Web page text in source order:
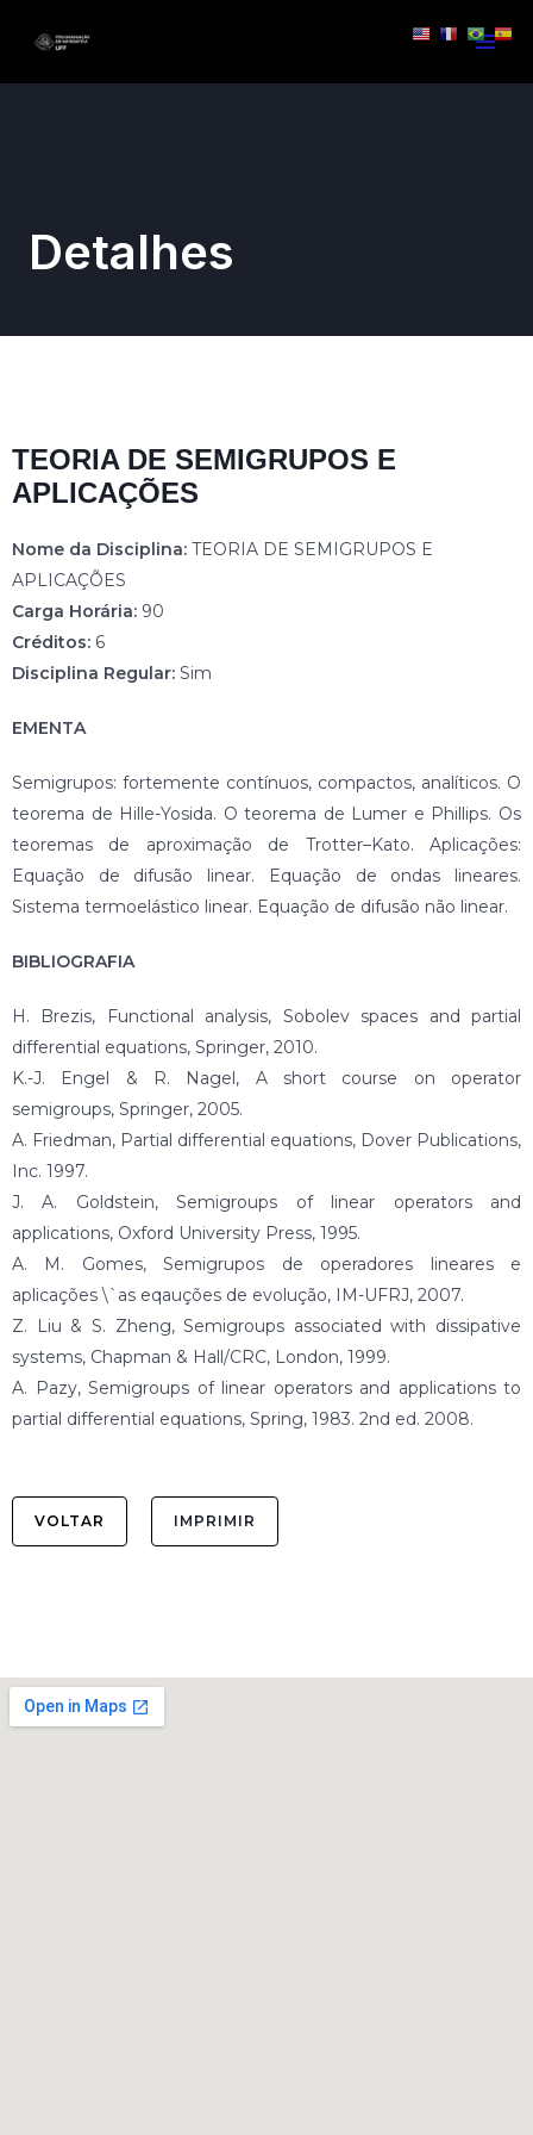
Detalhes
TEORIA DE SEMIGRUPOS E
APLICAÇÕES
Nome da Disciplina: TEORIA DE SEMIGRUPOS E
APLICAÇÕES
Carga Horária: 90
Créditos: 6
Disciplina Regular: Sim
EMENTA
Semigrupos: fortemente contínuos, compactos, analíticos. O
teorema de Hille-Yosida. O teorema de Lumer e Phillips. Os
teoremas de aproximação de Trotter–Kato. Aplicações:
Equação de difusão linear. Equação de ondas lineares.
Sistema termoelástico linear. Equação de difusão não linear.
BIBLIOGRAFIA
H. Brezis, Functional analysis, Sobolev spaces and partial
differential equations, Springer, 2010.
K.-J. Engel & R. Nagel, A short course on operator
semigroups, Springer, 2005.
A. Friedman, Partial differential equations, Dover Publications,
Inc. 1997.
J. A. Goldstein, Semigroups of linear operators and
applications, Oxford University Press, 1995.
A. M. Gomes, Semigrupos de operadores lineares e
aplicações \`as eqauções de evolução, IM-UFRJ, 2007.
Z. Liu & S. Zheng, Semigroups associated with dissipative
systems, Chapman & Hall/CRC, London, 1999.
A. Pazy, Semigroups of linear operators and applications to
partial differential equations, Spring, 1983. 2nd ed. 2008.
VOLTAR IMPRIMIR